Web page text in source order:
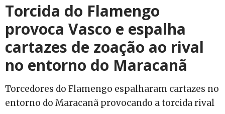
Torcida do Flamengo
provoca Vasco e espalha
cartazes de zoação ao rival
no entorno do Maracanã
Torcedores do Flamengo espalharam cartazes no
entorno do Maracanã provocando a torcida rival